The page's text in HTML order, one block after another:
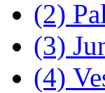
(2)
(3)
(4)